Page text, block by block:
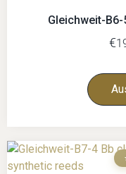
Gleichweit-
€